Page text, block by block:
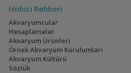
Cyrtocara Moorii
(3)
Hobici Rehberi
Akvaryumcular
Hesaplamalar
Akvaryum Ürünleri
Örnek Akvaryum Kurulumları
Akvaryum Kültürü
Sözlük